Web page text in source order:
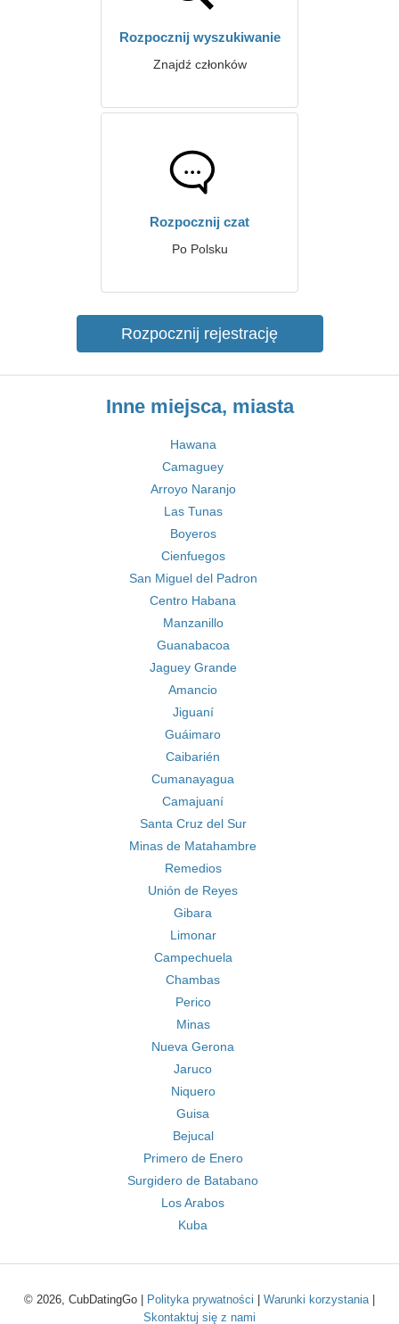
Rozpocznij wyszukiwanie
Znajdź członków
Rozpocznij czat
Po Polsku
Rozpocznij rejestrację
Inne miejsca, miasta
Hawana
Camaguey
Arroyo Naranjo
Las Tunas
Boyeros
Cienfuegos
San Miguel del Padron
Centro Habana
Manzanillo
Guanabacoa
Jaguey Grande
Amancio
Jiguaní
Guáimaro
Caibarién
Cumanayagua
Camajuaní
Santa Cruz del Sur
Minas de Matahambre
Remedios
Unión de Reyes
Gibara
Limonar
Campechuela
Chambas
Perico
Minas
Nueva Gerona
Jaruco
Niquero
Guisa
Bejucal
Primero de Enero
Surgidero de Batabano
Los Arabos
Kuba
© 2026, CubDatingGo | Polityka prywatności Warunki korzystania|
Skontaktuj się z nami